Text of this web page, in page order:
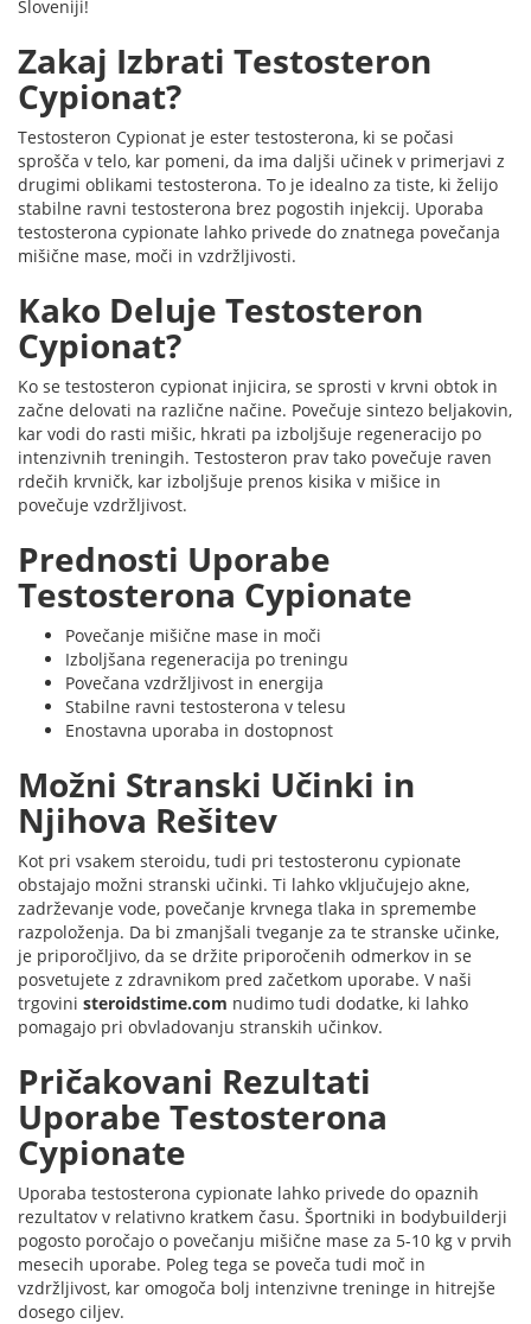
Sloveniji!
Zakaj Izbrati Testosteron
Cypionat?
Testosteron Cypionat je ester testosterona, ki se počasi
sprošča v telo, kar pomeni, da ima daljši učinek v primerjavi z
drugimi oblikami testosterona. To je idealno za tiste, ki želijo
stabilne ravni testosterona brez pogostih injekcij. Uporaba
testosterona cypionate lahko privede do znatnega povečanja
mišične mase, moči in vzdržljivosti.
Kako Deluje Testosteron
Cypionat?
Ko se testosteron cypionat injicira, se sprosti v krvni obtok in
začne delovati na različne načine. Povečuje sintezo beljakovin,
kar vodi do rasti mišic, hkrati pa izboljšuje regeneracijo po
intenzivnih treningih. Testosteron prav tako povečuje raven
rdečih krvničk, kar izboljšuje prenos kisika v mišice in
povečuje vzdržljivost.
Prednosti Uporabe
Testosterona Cypionate
Povečanje mišične mase in moči
Izboljšana regeneracija po treningu
Povečana vzdržljivost in energija
Stabilne ravni testosterona v telesu
Enostavna uporaba in dostopnost
Možni Stranski Učinki in
Njihova Rešitev
Kot pri vsakem steroidu, tudi pri testosteronu cypionate
obstajajo možni stranski učinki. Ti lahko vključujejo akne,
zadrževanje vode, povečanje krvnega tlaka in spremembe
razpoloženja. Da bi zmanjšali tveganje za te stranske učinke,
je priporočljivo, da se držite priporočenih odmerkov in se
posvetujete z zdravnikom pred začetkom uporabe. V naši
trgovini steroidstime.com nudimo tudi dodatke, ki lahko
pomagajo pri obvladovanju stranskih učinkov.
Pričakovani Rezultati
Uporabe Testosterona
Cypionate
Uporaba testosterona cypionate lahko privede do opaznih
rezultatov v relativno kratkem času. Športniki in bodybuilderji
pogosto poročajo o povečanju mišične mase za 5-10 kg v prvih
mesecih uporabe. Poleg tega se poveča tudi moč in
vzdržljivost, kar omogoča bolj intenzivne treninge in hitrejše
dosego ciljev.